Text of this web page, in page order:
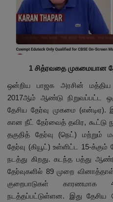
இதர
சந்தா
Language
English Tamil
1 சித்ரவதை முகமையான
ஒன்றிய பாஜக அரசின்
2017ஆம் ஆண்டு நிறுவப்பட்ட
தேசிய தேர்வு முகமை
கான நீட் தேர்வைத் தவிர, கூட்டு
தகுதித் தேர்வு (நெட்) மற்றும்
தேர்வு (கியூட்) உள்ளிட்ட 15-
நடத்து கிறது. கடந்த பத்து
தேர்வுகளில் 89 முறை
குறைபாடுகள் காரணமாக
நடத்தப்பட்டுள்ளன. இது